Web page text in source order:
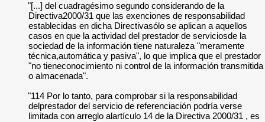
"[...] del cuadragésimo segundo considerando de la
Directiva2000/31 que las exenciones de responsabilidad
establecidas en dicha Directivasólo se aplican a aquellos
casos en que la actividad del prestador de serviciosde la
sociedad de la información tiene naturaleza "meramente
técnica,automática y pasiva", lo que implica que el prestador
"no tieneconocimiento ni control de la información transmitida
o almacenada".
"114 Por lo tanto, para comprobar si la responsabilidad
delprestador del servicio de referenciación podría verse
limitada con arreglo alartículo 14 de la Directiva 2000/31 , es